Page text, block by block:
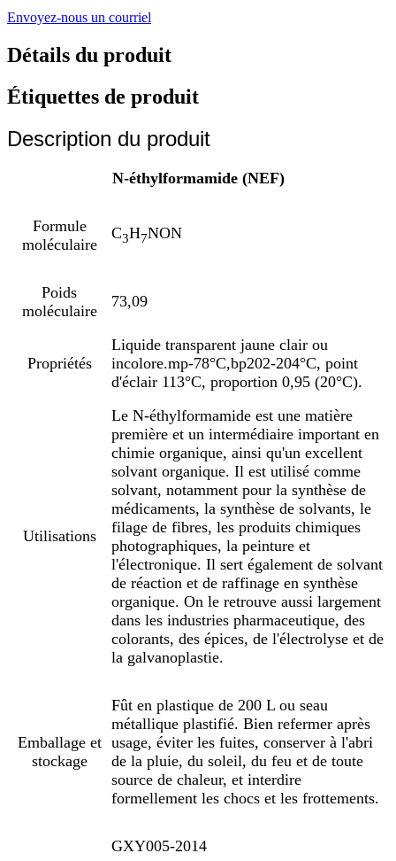
Envoyez-nous un courriel
Détails du produit
Étiquettes de produit
Description du produit
N-éthylformamide (NEF)
Formule
moléculaire
C3H7NON
Poids
moléculaire
73,09
Propriétés
Liquide transparent jaune clair ou
incolore.mp-78°C,bp202-204°C, point
d'éclair 113°C, proportion 0,95 (20°C).
Utilisations
Le N-éthylformamide est une matière
première et un intermédiaire important en
chimie organique, ainsi qu'un excellent
solvant organique. Il est utilisé comme
solvant, notamment pour la synthèse de
médicaments, la synthèse de solvants, le
filage de fibres, les produits chimiques
photographiques, la peinture et
l'électronique. Il sert également de solvant
de réaction et de raffinage en synthèse
organique. On le retrouve aussi largement
dans les industries pharmaceutique, des
colorants, des épices, de l'électrolyse et de
la galvanoplastie.
Emballage et
stockage
Fût en plastique de 200 L ou seau
métallique plastifié. Bien refermer après
usage, éviter les fuites, conserver à l'abri
de la pluie, du soleil, du feu et de toute
source de chaleur, et interdire
formellement les chocs et les frottements.
GXY005-2014